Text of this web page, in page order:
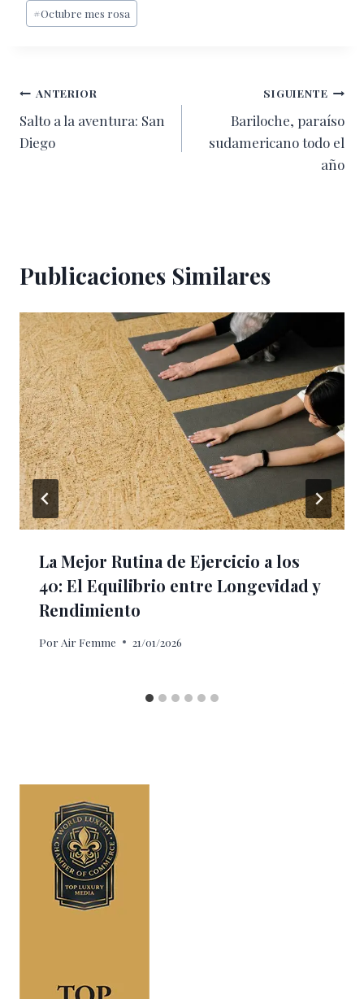
la#Octubre mes rosa
Navegación
de
ANTERIOR
Salto a la aventura: San
Diego
SIGUIENTE
Bariloche, paraíso
sudamericano todo el
año
Publicaciones Similares
La Mejor Rutina de Ejercicio a los
40: El Equilibrio entre Longevidad y
Rendimiento
Por Air Femme 21/01/2026